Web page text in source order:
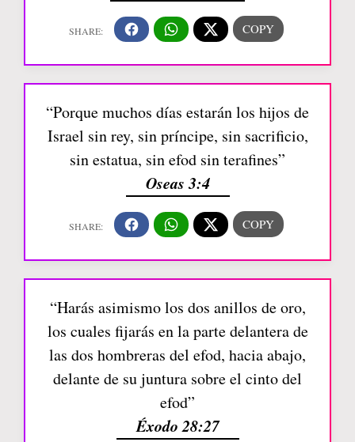
“Porque muchos días estarán los hijos de
Israel sin rey, sin príncipe, sin sacrificio,
sin estatua, sin efod sin terafines”
Oseas 3:4
“Harás asimismo los dos anillos de oro,
los cuales fijarás en la parte delantera de
las dos hombreras del efod, hacia abajo,
delante de su juntura sobre el cinto del
efod”
Éxodo 28:27